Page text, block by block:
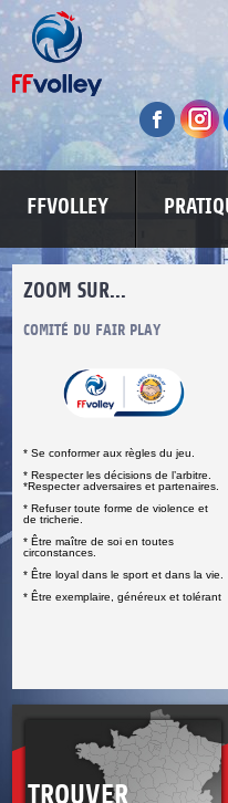
FFVOLLEY
ZOOM SUR...
COMITÉ DU FAIR PLAY
* Se conformer aux règles du jeu.
* Respecter les décisions de l’arbitre.
*Respecter adversaires et partenaires.
* Refuser toute forme de violence et
de tricherie.
* Être maître de soi en toutes
circonstances.
* Être loyal dans le sport et dans la vie.
* Être exemplaire, généreux et tolérant
TROUVER